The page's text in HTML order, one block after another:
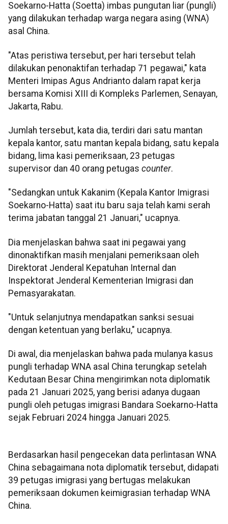
Soekarno-Hatta (Soetta) imbas pungutan liar (pungli)
yang dilakukan terhadap warga negara asing (WNA)
asal China.
"Atas peristiwa tersebut, per hari tersebut telah
dilakukan penonaktifan terhadap 71 pegawai," kata
Menteri Imipas Agus Andrianto dalam rapat kerja
bersama Komisi XIII di Kompleks Parlemen, Senayan,
Jakarta, Rabu.
Jumlah tersebut, kata dia, terdiri dari satu mantan
kepala kantor, satu mantan kepala bidang, satu kepala
bidang, lima kasi pemeriksaan, 23 petugas
supervisor dan 40 orang petugas counter.
"Sedangkan untuk Kakanim (Kepala Kantor Imigrasi
Soekarno-Hatta) saat itu baru saja telah kami serah
terima jabatan tanggal 21 Januari," ucapnya.
Dia menjelaskan bahwa saat ini pegawai yang
dinonaktifkan masih menjalani pemeriksaan oleh
Direktorat Jenderal Kepatuhan Internal dan
Inspektorat Jenderal Kementerian Imigrasi dan
Pemasyarakatan.
"Untuk selanjutnya mendapatkan sanksi sesuai
dengan ketentuan yang berlaku," ucapnya.
Di awal, dia menjelaskan bahwa pada mulanya kasus
pungli terhadap WNA asal China terungkap setelah
Kedutaan Besar China mengirimkan nota diplomatik
pada 21 Januari 2025, yang berisi adanya dugaan
pungli oleh petugas imigrasi Bandara Soekarno-Hatta
sejak Februari 2024 hingga Januari 2025.
Berdasarkan hasil pengecekan data perlintasan WNA
China sebagaimana nota diplomatik tersebut, didapati
39 petugas imigrasi yang bertugas melakukan
pemeriksaan dokumen keimigrasian terhadap WNA
China.